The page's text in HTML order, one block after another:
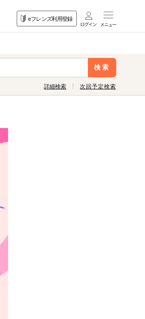
eフレンズ利用登録
検索
詳細検索 次回予定検索